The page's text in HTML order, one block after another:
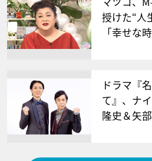
授けた“人
「幸せな
ドラマ『
て』、ナ
隆史＆矢